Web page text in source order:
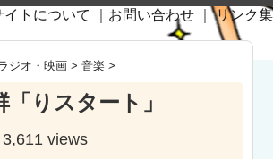
イトについて
お問い合わせ ｜リンク集
ジオ・映画 >音楽 >
りスタート」
views